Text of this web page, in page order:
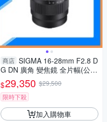
商店 SIGMA 16-28mm F2.8 D
G DN 廣角 變焦鏡 全片幅(公司
貨)
$29,350 $29,500
限時下殺
加入購物車